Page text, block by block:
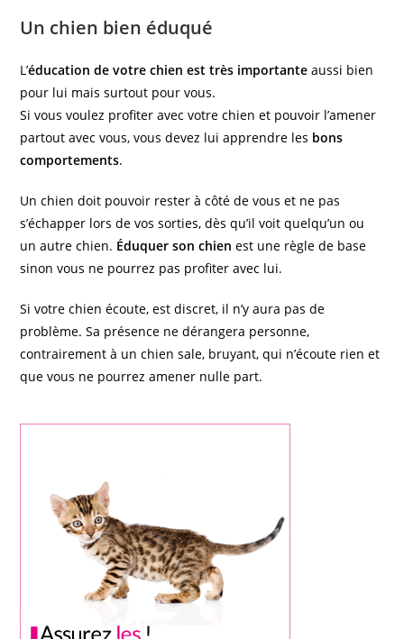
Un chien bien éduqué
L’éducation de votre chien est très importante aussi bien
pour lui mais surtout pour vous.
Si vous voulez profiter avec votre chien et pouvoir l’amener
partout avec vous, vous devez lui apprendre les bons
comportements.
Un chien doit pouvoir rester à côté de vous et ne pas
s’échapper lors de vos sorties, dès qu’il voit quelqu’un ou
un autre chien. Éduquer son chien est une règle de base
sinon vous ne pourrez pas profiter avec lui.
Si votre chien écoute, est discret, il n’y aura pas de
problème. Sa présence ne dérangera personne,
contrairement à un chien sale, bruyant, qui n’écoute rien et
que vous ne pourrez amener nulle part.